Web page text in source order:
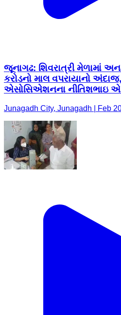
જૂનાગઢ: શિવરાત્રી મેળામાં
કરોડનો માલ વપરાયાનો અંદાજ,
એસોસિએશનના નીતિશભાઇ
Junagadh City, Junagadh | Feb